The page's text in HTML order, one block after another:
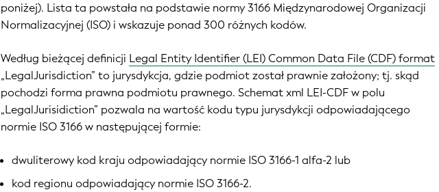
poniżej). Lista ta powstała na podstawie normy 3166 Międzynarodowej Organizacji
Normalizacyjnej (ISO) i wskazuje ponad 300 różnych kodów.
Według bieżącej definicji Legal Entity Identifier (LEI) Common Data File (CDF) format
„LegalJurisdiction” to jurysdykcja, gdzie podmiot został prawnie założony; tj. skąd
pochodzi forma prawna podmiotu prawnego. Schemat xml LEI-CDF w polu
„LegalJurisidiction” pozwala na wartość kodu typu jurysdykcji odpowiadającego
normie ISO 3166 w następującej formie:
dwuliterowy kod kraju odpowiadający normie ISO 3166-1 alfa-2 lub
kod regionu odpowiadający normie ISO 3166-2.